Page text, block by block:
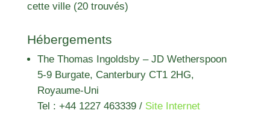
cette ville (20 trouvés)
Hébergements
The Thomas Ingoldsby – JD Wetherspoon
5-9 Burgate, Canterbury CT1 2HG,
Royaume-Uni
Tel : +44 1227 463339/ Site Internet